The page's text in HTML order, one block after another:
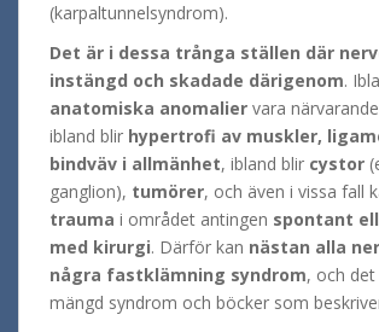
(karpaltunnelsyndrom).
Det är i dessa trånga ställen där
instängd och skadade därigenom.
anatomiska anomalier vara
ibland blir hypertrofi av muskler,
bindväv i allmänhet, ibland blir cystor
ganglion), tumörer, och även i vissa fall
trauma i området antingen spontant
med kirurgi. Därför kan nästan alla
några fastklämning syndrom, och
mängd syndrom och böcker som